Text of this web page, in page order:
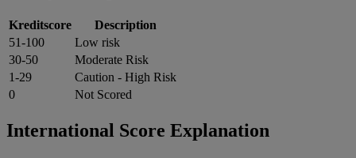
Kreditscore
Description
51-100
Low risk
30-50
Moderate Risk
1-29
Caution - High Risk
0
Not Scored
International Score Explanation